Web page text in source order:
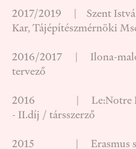
2017/2019 | Szent
Kar, Tájépítészmérnöki
2016/2017 | Ilona-
tervező
2016 | Le:Notre
- II.díj / társszerző
2015 | Erasmus